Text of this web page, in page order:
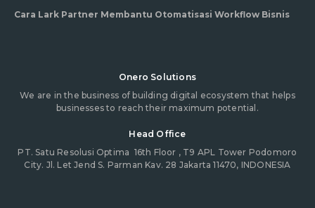
Cara Lark Partner Membantu Otomatisasi Workflow Bisnis
Onero Solutions
We are in the business of building digital ecosystem that helps
businesses to reach their maximum potential.
Head Office
PT. Satu Resolusi Optima 16th Floor , T9 APL Tower Podomoro
City. Jl. Let Jend S. Parman Kav. 28 Jakarta 11470, INDONESIA